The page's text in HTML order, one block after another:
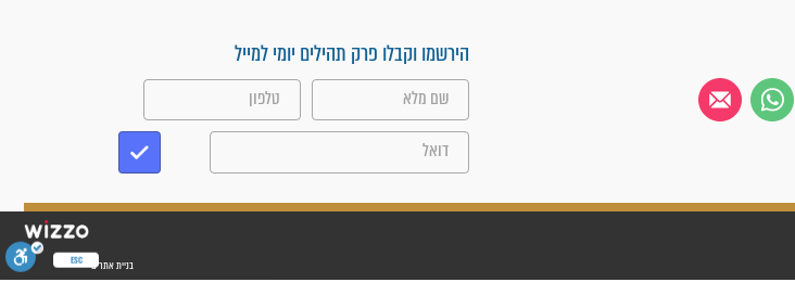
הירשמו וקבלו פרק תהילים יומי למייל
בניית אתרים ESC